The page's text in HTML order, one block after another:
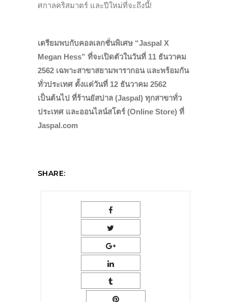
ศกาลคริสมาตร์ และปีใหม่ที่จะถึงนี้!
เตรียมพบกับคอลเลกชั่นพิเศษ “Jaspal X
Megan Hess” ที่จะเปิดตัวในวันที่ 11 ธันวาคม
2562 เฉพาะสาขาสยามพารากอน และพร้อมกัน
ทั่วประเทศ ตั้งแต่วันที่ 12 ธันวาคม 2562
เป็นต้นไป ที่ร้านยัสปาล (Jaspal) ทุกสาขาทั่ว
ประเทศ และออนไลน์สโตร์ (Online Store) ที่
Jaspal.com
SHARE: